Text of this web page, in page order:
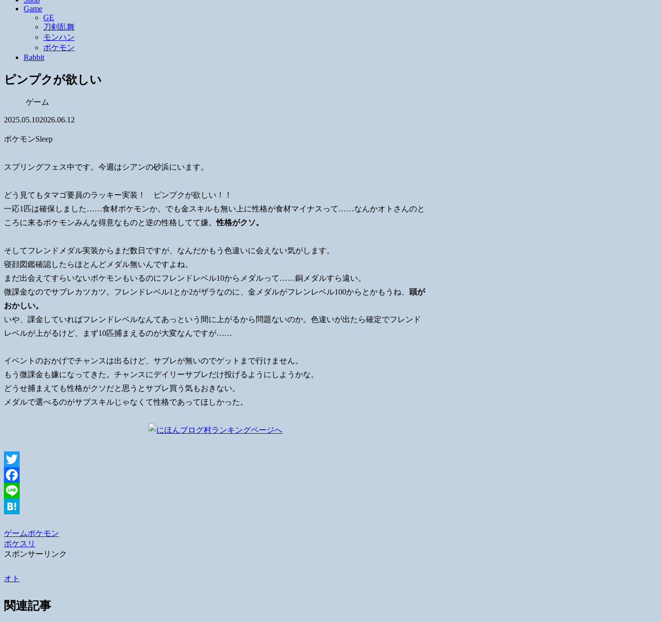
Game
GE
刀剣乱舞
モンハン
ポケモン
Rabbit
ピンプクが欲しい
ゲーム
2025.05.102026.06.12
ポケモンSleep
スプリングフェス中です。今週はシアンの砂浜にいます。
どう見てもタマゴ要員のラッキー実装！ ピンプクが欲しい！！
一応1匹は確保しました……食材ポケモンか。でも金スキルも無い上に性格が食材マイナスって……なんかオトさんのと
ころに来るポケモンみんな得意なものと逆の性格してて嫌。性格がクソ。
そしてフレンドメダル実装からまだ数日ですが、なんだかもう色違いに会えない気がします。
寝顔図鑑確認したらほとんどメダル無いんですよね。
まだ出会えてすらいないポケモンもいるのにフレンドレベル10からメダルって……銅メダルすら遠い。
微課金なのでサブレカツカツ。フレンドレベル1とか2がザラなのに、金メダルがフレンレベル100からとかもうね、 頭が
おかしい。
いや、課金していればフレンドレベルなんてあっという間に上がるから問題ないのか。色違いが出たら確定でフレンド
レベルが上がるけど、まず10匹捕まえるのが大変なんですが……
イベントのおかげでチャンスは出るけど、サブレが無いのでゲットまで行けません。
もう微課金も嫌になってきた。チャンスにデイリーサブレだけ投げるようにしようかな。
どうせ捕まえても性格がクソだと思うとサブレ買う気もおきない。
メダルで選べるのがサブスキルじゃなくて性格であってほしかった。
Twitter
Facebook
Line
ゲームポケモン
ポケスリ
スポンサーリンク
オト
関連記事